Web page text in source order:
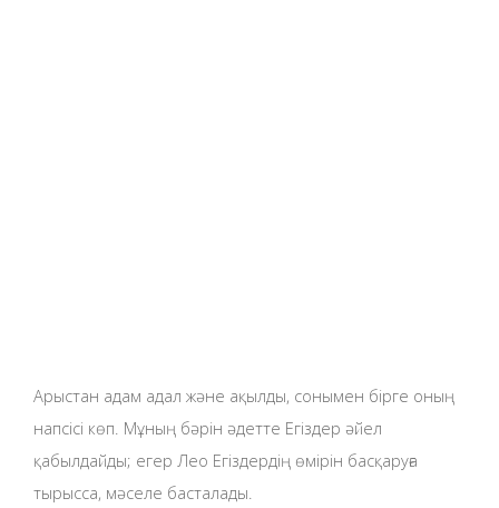
Арыстан адам адал және ақылды, сонымен бірге оның
напсісі көп. Мұның бәрін әдетте Егіздер әйел
қабылдайды; егер Лео Егіздердің өмірін басқаруға
тырысса, мәселе басталады.